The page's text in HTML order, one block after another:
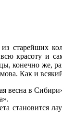
красоту и
конечно же,
Как и всякий
весна в